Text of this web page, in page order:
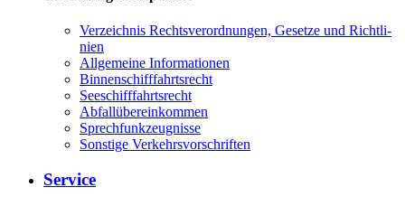
Ver­zeich­nis Rechts­ver­ord­nun­gen, Ge­set­ze und Richt­li­
ni­en
All­ge­mei­ne In­for­ma­tio­nen
Bin­nen­schiff­fahrts­recht
See­schiff­fahrts­recht
Ab­fall­über­ein­kom­men
Sprech­funk­zeug­nis­se
Sons­ti­ge Ver­kehrs­vor­schrif­ten
Ser­vice